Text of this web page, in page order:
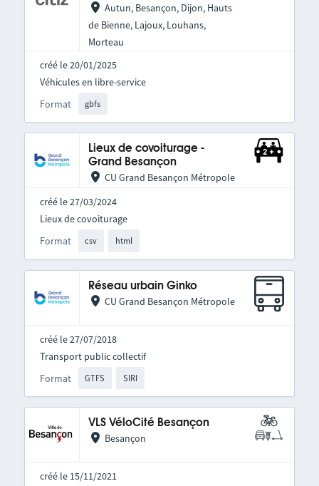
Autun, Besançon, Dijon, Hauts
de Bienne, Lajoux, Louhans,
Morteau
créé le 20/01/2025
Format gbfs
Véhicules en libre-service
Lieux de covoiturage -
Grand Besançon
CU Grand Besançon Métropole
créé le 27/03/2024
Format csv html
Lieux de covoiturage
Réseau urbain Ginko
CU Grand Besançon Métropole
créé le 27/07/2018
Format GTFS SIRI
Transport public collectif
VLS VéloCité Besançon
Besançon
créé le 15/11/2021